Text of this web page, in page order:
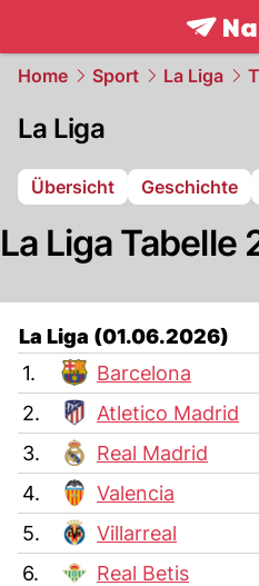
Home Sport La Liga
La Liga
Übersicht Geschichte
La Liga Tabelle
La Liga (01.06.2026)
1.
Barcelona
2.
Atletico Madrid
3.
Real Madrid
4.
Valencia
5.
Villarreal
6.
Real Betis